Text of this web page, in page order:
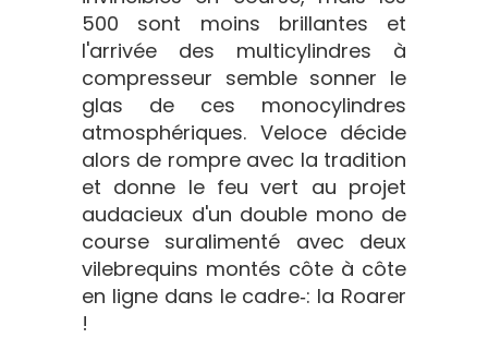
500 sont moins brillantes et
l'arrivée des multicylindres à
compresseur semble sonner le
glas de ces monocylindres
atmosphériques. Veloce décide
alors de rompre avec la tradition
et donne le feu vert au projet
audacieux d'un double mono de
course suralimenté avec deux
vilebrequins montés côte à côte
en ligne dans le cadre‑: la Roarer
!